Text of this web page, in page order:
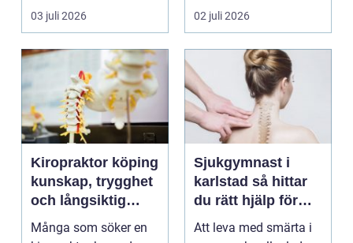
som stödjer kroppens
egen läknings...
03 juli 2026
praktiskt verktyg fö...
02 juli 2026
Kiropraktor köping
kunskap, trygghet
och långsiktig
hjälp för ryggen
Många som söker en
Sjukgymnast i
karlstad så hittar
du rätt hjälp för
smärta och besvär
Att leva med smärta i